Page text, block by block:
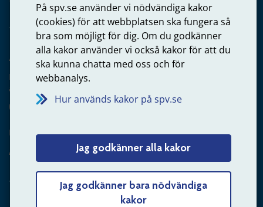
På spv.se använder vi nödvändiga kakor
(cookies) för att webbplatsen ska fungera så
bra som möjligt för dig. Om du godkänner
alla kakor använder vi också kakor för att du
ska kunna chatta med oss och för
webbanalys.
Hur används kakor på spv.se
Jag godkänner alla kakor
Jag godkänner bara nödvändiga
kakor
Arbetsgivare
Frågor om administration av tjänstepension från statlig
anställning
060-18 75 03
Kontakta oss
Arbetsgivare – skicka mejl till oss